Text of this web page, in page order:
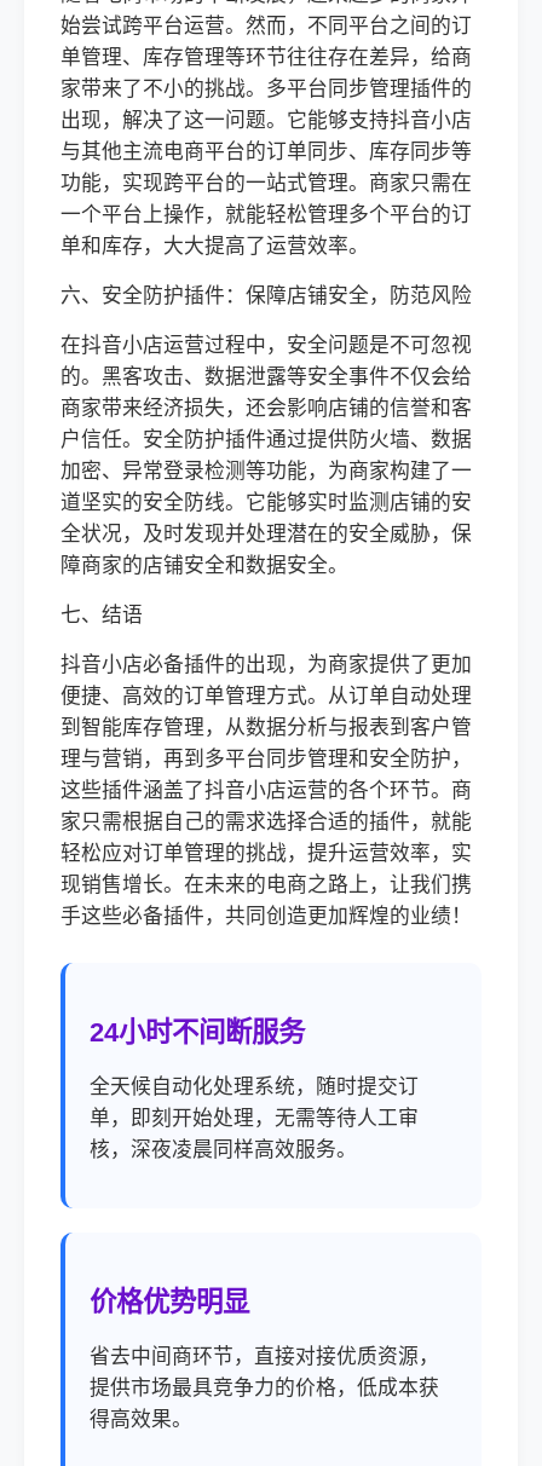
始尝试跨平台运营。然而，不同平台之间的订
单管理、库存管理等环节往往存在差异，给商
家带来了不小的挑战。多平台同步管理插件的
出现，解决了这一问题。它能够支持抖音小店
与其他主流电商平台的订单同步、库存同步等
功能，实现跨平台的一站式管理。商家只需在
一个平台上操作，就能轻松管理多个平台的订
单和库存，大大提高了运营效率。
六、安全防护插件：保障店铺安全，防范风险
在抖音小店运营过程中，安全问题是不可忽视
的。黑客攻击、数据泄露等安全事件不仅会给
商家带来经济损失，还会影响店铺的信誉和客
户信任。安全防护插件通过提供防火墙、数据
加密、异常登录检测等功能，为商家构建了一
道坚实的安全防线。它能够实时监测店铺的安
全状况，及时发现并处理潜在的安全威胁，保
障商家的店铺安全和数据安全。
七、结语
抖音小店必备插件的出现，为商家提供了更加
便捷、高效的订单管理方式。从订单自动处理
到智能库存管理，从数据分析与报表到客户管
理与营销，再到多平台同步管理和安全防护，
这些插件涵盖了抖音小店运营的各个环节。商
家只需根据自己的需求选择合适的插件，就能
轻松应对订单管理的挑战，提升运营效率，实
现销售增长。在未来的电商之路上，让我们携
手这些必备插件，共同创造更加辉煌的业绩！
24小时不间断服务
全天候自动化处理系统，随时提交订
单，即刻开始处理，无需等待人工审
核，深夜凌晨同样高效服务。
价格优势明显
省去中间商环节，直接对接优质资源，
提供市场最具竞争力的价格，低成本获
得高效果。